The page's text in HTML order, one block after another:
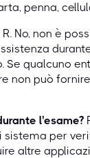
penna,
R. No, non è
qualcuno
non può
l'esame?
per
altre